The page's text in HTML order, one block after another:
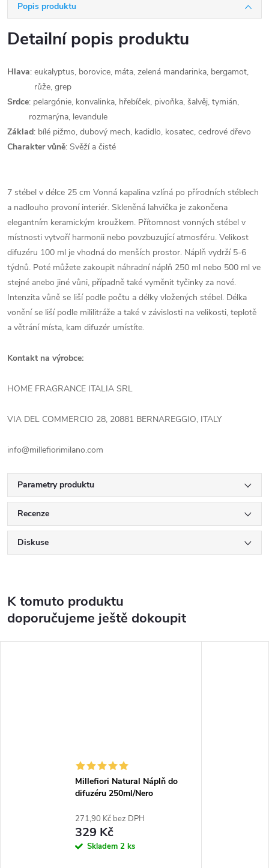
Popis produktu
Detailní popis produktu
Hlava: eukalyptus, borovice, máta, zelená mandarinka, bergamot,
růže, grep
Srdce: pelargónie, konvalinka, hřebíček, pivoňka, šalvěj, tymián,
rozmarýna, levandule
Základ: bílé pižmo, dubový mech, kadidlo, kosatec, cedrové dřevo
Charakter vůně: Svěží a čisté
7 stébel v délce 25 cm Vonná kapalina vzlíná po přírodních stéblech
a nadlouho provoní interiér. Skleněná lahvička je zakončena
elegantním keramickým kroužkem. Přítomnost vonných stébel v
místnosti vytvoří harmonii nebo povzbuzující atmosféru. Velikost
difuzéru 100 ml je vhodná do menších prostor. Náplň vydrží 5-6
týdnů. Poté můžete zakoupit náhradní náplň 250 ml nebo 500 ml ve
stejné anebo jiné vůni, případně také vyměnit tyčinky za nové.
Intenzita vůně se liší podle počtu a délky vložených stébel. Délka
vonění se liší podle mililitráže a také v závislosti na velikosti, teplotě
a větrání místa, kam difuzér umístíte.
Kontakt na výrobce:
HOME FRAGRANCE ITALIA SRL
VIA DEL COMMERCIO 28, 20881 BERNAREGGIO, ITALY
info@millefiorimilano.com
Parametry produktu
Recenze
Diskuse
K tomuto produktu
doporučujeme ještě dokoupit
Millefiori Natural Náplň do
difuzéru 250ml/Nero
271,90 Kč bez DPH
329 Kč
Skladem 2 ks